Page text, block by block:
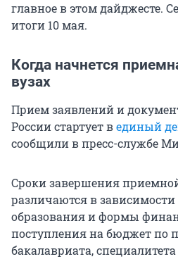
главное в этом дайджесте.
итоги 10 мая.
Когда начнется
вузах
Прием заявлений и
России стартует вединый
сообщили в пресс-службе
Сроки завершения
различаются в зависимости
образования и формы
поступления на бюджет по
бакалавриата,